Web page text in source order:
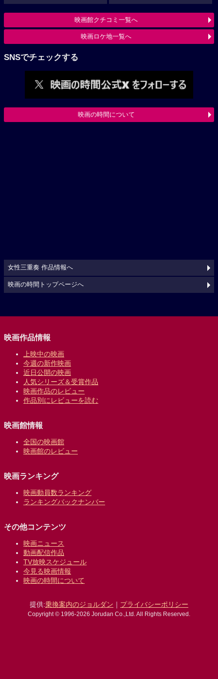
映画館クチコミ一覧へ
映画ロケ地一覧へ
SNSでチェックする
映画の時間について
女性三重奏 作品情報へ
映画の時間トップページへ
映画作品情報
上映中の映画
今週の新作映画
近日公開の映画
人気シリーズ＆受賞作品
映画作品のレビュー
作品別にレビューを読む
映画館情報
全国の映画館
映画館のレビュー
映画ランキング
映画動員数ランキング
ランキングバックナンバー
その他コンテンツ
映画ニュース
動画配信作品
TV放映スケジュール
今見る映画情報
映画の時間について
提供:乗換案内のジョルダン ｜ プライバシーポリシー
Copyright © 1996-2026 Jorudan Co.,Ltd. All Rights Reserved.